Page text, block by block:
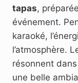
tapas,
événement.
karaoké,
l’atmosphère.
résonnent
une belle